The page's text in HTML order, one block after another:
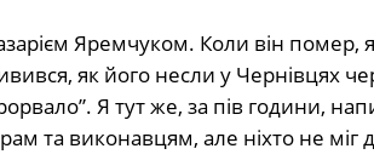
Яремчуком. Коли він помер,
як його несли у Чернівцях
Я тут же, за пів години,
та виконавцям, але ніхто не міг